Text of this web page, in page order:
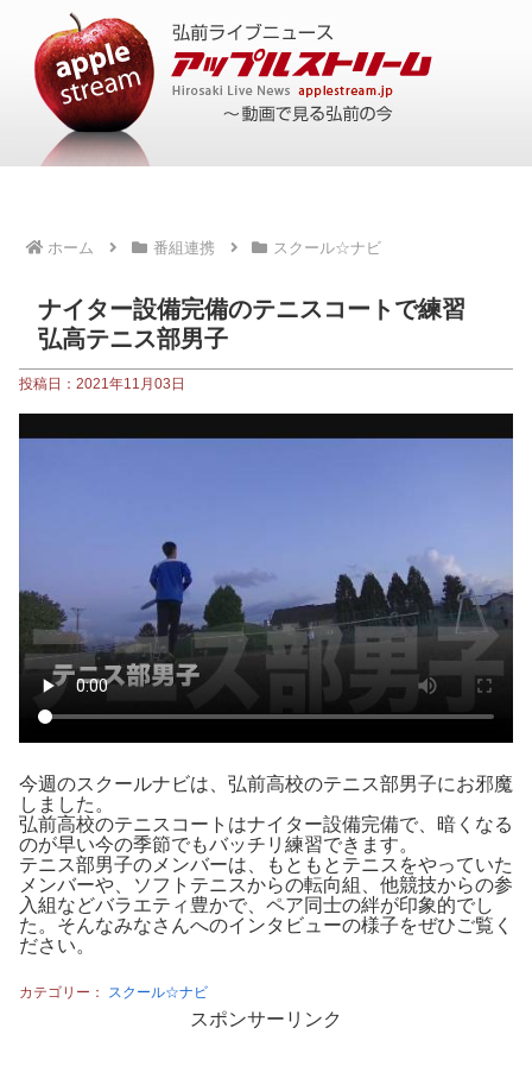
ホーム 番組連携 スクール☆ナビ
ナイター設備完備のテニスコートで練習
弘高テニス部男子
投稿日：2021年11月03日
今週のスクールナビは、弘前高校のテニス部男子にお邪魔
しました。
弘前高校のテニスコートはナイター設備完備で、暗くなる
のが早い今の季節でもバッチリ練習できます。
テニス部男子のメンバーは、もともとテニスをやっていた
メンバーや、ソフトテニスからの転向組、他競技からの参
入組などバラエティ豊かで、ペア同士の絆が印象的でし
た。そんなみなさんへのインタビューの様子をぜひご覧く
ださい。
カテゴリー： スクール☆ナビ
スポンサーリンク